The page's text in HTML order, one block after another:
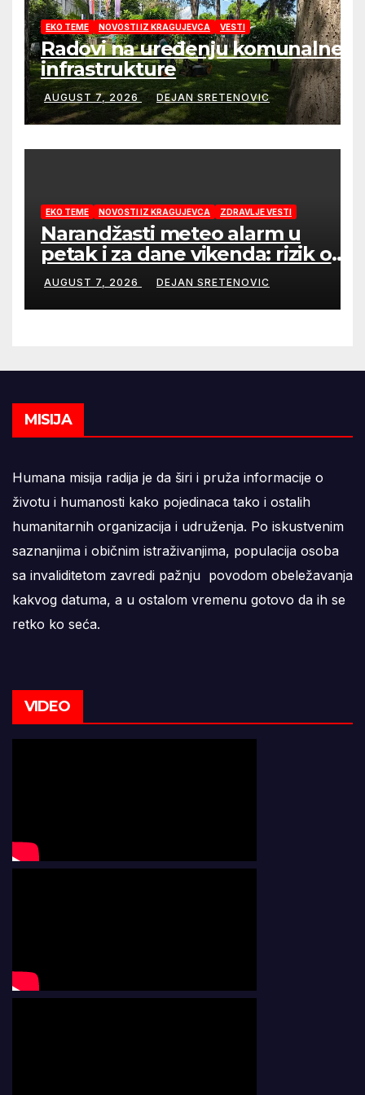
EKO TEME NOVOSTI IZ KRAGUJEVCA VESTI
Radovi na uređenju komunalne
infrastrukture
AUGUST 7, 2026 DEJAN SRETENOVIC
EKO TEME NOVOSTI IZ KRAGUJEVCA ZDRAVLJE VESTI
Narandžasti meteo alarm u
petak i za dane vikenda: rizik od
nastanka i širenja požara na
otvorenom i dalje veoma visok
AUGUST 7, 2026 DEJAN SRETENOVIC
MISIJA
Humana misija radija je da širi i pruža informacije o
životu i humanosti kako pojedinaca tako i ostalih
humanitarnih organizacija i udruženja. Po iskustvenim
saznanjima i običnim istraživanjima, populacija osoba
sa invaliditetom zavredi pažnju povodom obeležavanja
kakvog datuma, a u ostalom vremenu gotovo da ih se
retko ko seća.
VIDEO